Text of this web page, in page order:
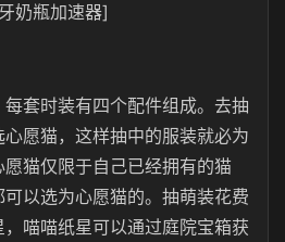
奶瓶加速器]
套时装有四个配件组成。去抽
愿猫，这样抽中的服装就必为
猫仅限于自己已经拥有的猫
以选为心愿猫的。抽萌装花费
喵喵纸星可以通过庭院宝箱获